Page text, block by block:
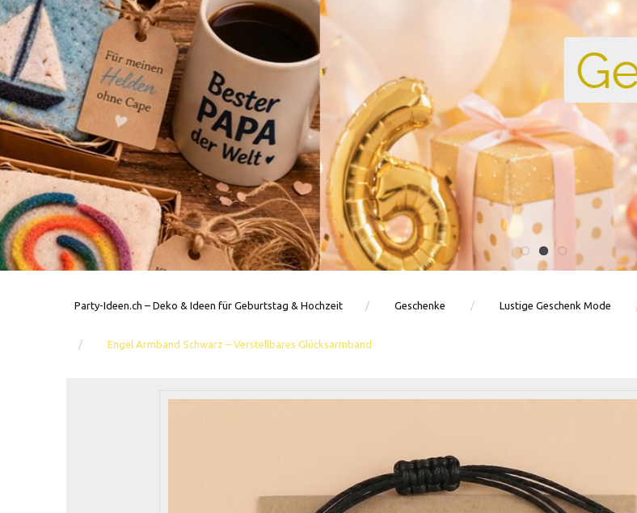
Geburtstag
Ballons · Tischdeko · Karten ·
GEBURTSTAGSDEKO
Party-Ideen.ch – Deko & Ideen für Geburtstag & Hochzeit Geschenke Lustige Geschenk Mode
Engel Armband Schwarz – Verstellbares Glücksarmband